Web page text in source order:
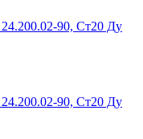
90, Ст20 Ду
90, Ст20 Ду